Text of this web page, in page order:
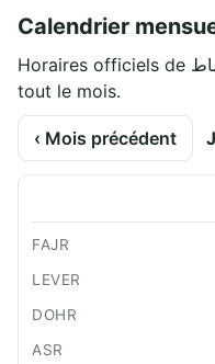
Calendrier
Horaires officiels de مسجد سلمان الفارسي طمطماط sur
tout le mois.
‹ Mois précédent